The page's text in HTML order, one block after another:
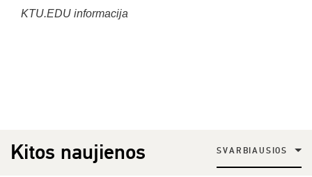
KTU.EDU informacija
Kitos naujienos SVARBIAUSIOS